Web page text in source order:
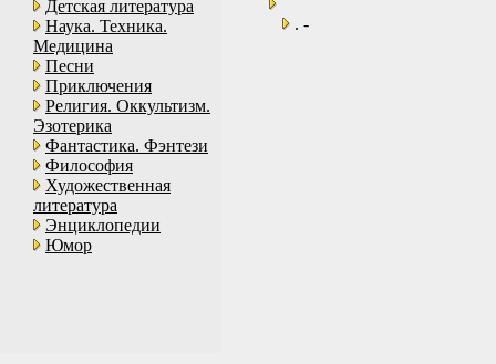
Детская литература
Наука. Техника.
Медицина
Песни
Приключения
Религия. Оккультизм.
Эзотерика
Фантастика. Фэнтези
Философия
Художественная
литература
Энциклопедии
Юмор
. -